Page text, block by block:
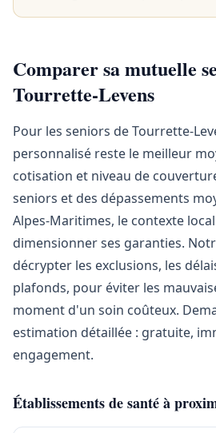
Comparer sa mutuelle
Tourrette-Levens
Pour les seniors de Tourrette-
personnalisé reste le meilleur
cotisation et niveau de
seniors et des dépassements
Alpes-Maritimes, le contexte
dimensionner ses garanties.
décrypter les exclusions, les
plafonds, pour éviter les
moment d'un soin coûteux.
estimation détaillée : gratuite,
engagement.
Établissements de santé à